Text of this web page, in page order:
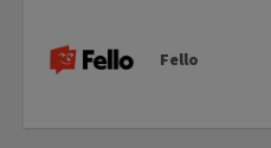
Fello